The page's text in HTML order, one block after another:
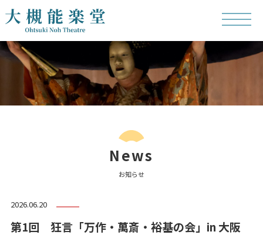
News
お知らせ
2026.06.20
第1回 狂言「万作・萬斎・裕基の会」in 大阪